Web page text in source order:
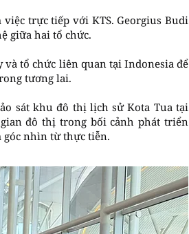
trực tiếp với KTS. Georgius Budi
giữa hai tổ chức.
và tổ chức liên quan tại Indonesia để
tương lai.
sát khu đô thị lịch sử Kota Tua tại
đô thị trong bối cảnh phát triển
góc nhìn từ thực tiễn.